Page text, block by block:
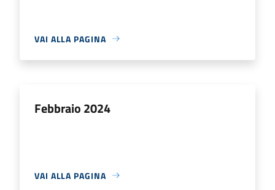
VAI ALLA PAGINA
Febbraio 2024
VAI ALLA PAGINA